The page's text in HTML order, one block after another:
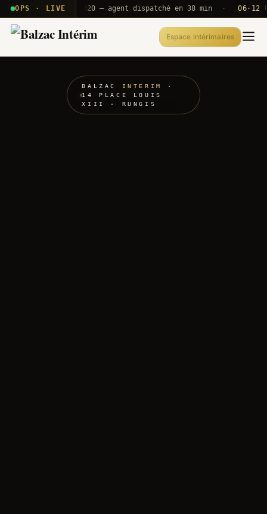
OPS · LIVE
T2E · B71 Push A320 — agent dispatché en 38 min · 06·12 UTC
Espace intérimaires
BALZAC INTÉRIM
·
14 PLACE LOUIS
XIII · RUNGIS